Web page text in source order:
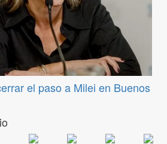
el paso a Milei en Buenos